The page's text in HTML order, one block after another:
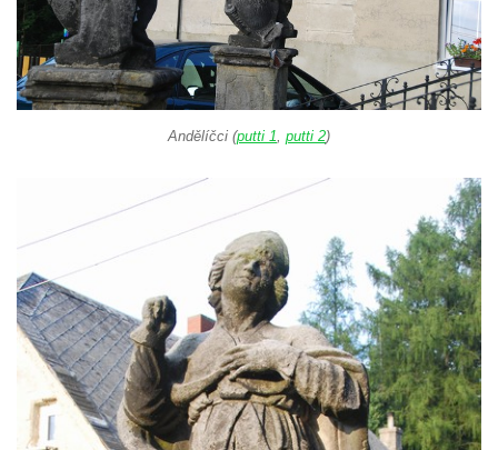
Andělíčci (putti 1, putti 2)